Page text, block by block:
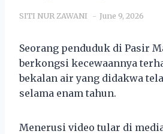
SITI NUR ZAWANI June 9, 2026
Seorang penduduk di Pasir
berkongsi kecewaannya
bekalan air yang didakwa
selama enam tahun.
Menerusi video tular di